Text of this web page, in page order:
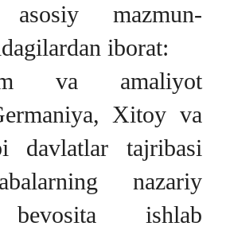
asosiy mazmun-
iborat:
va amaliyot
Xitoy va
davlatlar tajribasi
nazariy
ishlab